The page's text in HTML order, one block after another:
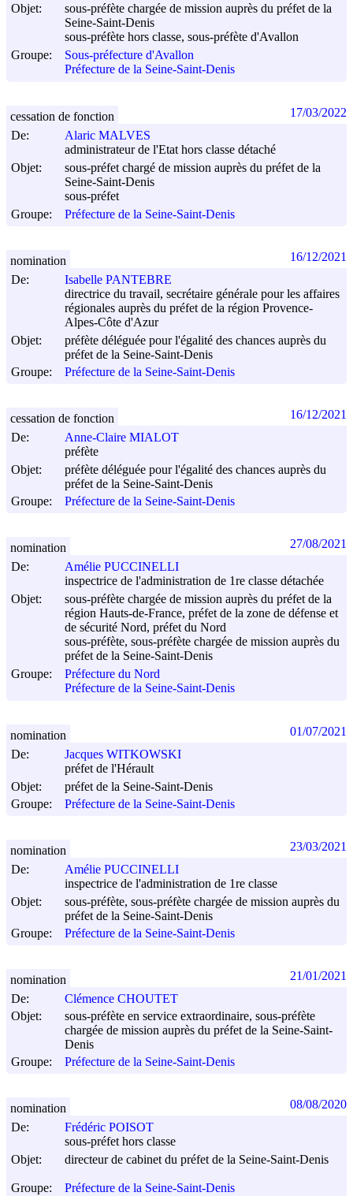
Objet:
sous-préfète chargée de mission auprès du préfet de la
Seine-Saint-Denis
sous-préfète hors classe, sous-préfète d'Avallon
Groupe:
Sous-préfecture d'Avallon
Préfecture de la Seine-Saint-Denis
De:
Alaric MALVES
administrateur de l'Etat hors classe détaché
Objet:
sous-préfet chargé de mission auprès du préfet de la
Seine-Saint-Denis
sous-préfet
Groupe:
Préfecture de la Seine-Saint-Denis
cessation de fonction 17/03/2022
De:
Isabelle PANTEBRE
directrice du travail, secrétaire générale pour les affaires
régionales auprès du préfet de la région Provence-
Alpes-Côte d'Azur
Objet:
préfète déléguée pour l'égalité des chances auprès du
préfet de la Seine-Saint-Denis
Groupe:
Préfecture de la Seine-Saint-Denis
nomination 16/12/2021
De:
Anne-Claire MIALOT
préfète
Objet:
préfète déléguée pour l'égalité des chances auprès du
préfet de la Seine-Saint-Denis
Groupe:
Préfecture de la Seine-Saint-Denis
cessation de fonction 16/12/2021
De:
Amélie PUCCINELLI
inspectrice de l'administration de 1re classe détachée
Objet:
sous-préfète chargée de mission auprès du préfet de la
région Hauts-de-France, préfet de la zone de défense et
de sécurité Nord, préfet du Nord
sous-préfète, sous-préfète chargée de mission auprès du
préfet de la Seine-Saint-Denis
Groupe:
Préfecture du Nord
Préfecture de la Seine-Saint-Denis
nomination 27/08/2021
De:
Jacques WITKOWSKI
préfet de l'Hérault
Objet:
préfet de la Seine-Saint-Denis
Groupe:
Préfecture de la Seine-Saint-Denis
nomination 01/07/2021
De:
Amélie PUCCINELLI
inspectrice de l'administration de 1re classe
Objet:
sous-préfète, sous-préfète chargée de mission auprès du
préfet de la Seine-Saint-Denis
Groupe:
Préfecture de la Seine-Saint-Denis
nomination 23/03/2021
De:
Clémence CHOUTET
Objet:
sous-préfète en service extraordinaire, sous-préfète
chargée de mission auprès du préfet de la Seine-Saint-
Denis
Groupe:
Préfecture de la Seine-Saint-Denis
nomination 21/01/2021
De:
Frédéric POISOT
sous-préfet hors classe
Objet:
directeur de cabinet du préfet de la Seine-Saint-Denis
Groupe: Préfecture de la Seine-Saint-Denis
nomination 08/08/2020